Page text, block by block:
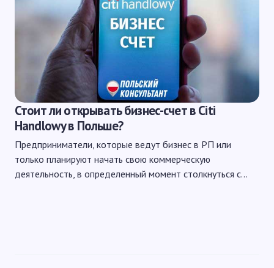
Стоит ли открывать бизнес-счет в Citi
Handlowy в Польше?
Предприниматели, которые ведут бизнес в РП или
только планируют начать свою коммерческую
деятельность, в определенный момент столкнуться с…